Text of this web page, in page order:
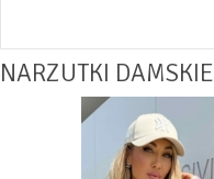
NARZUTKI DAMSKIE